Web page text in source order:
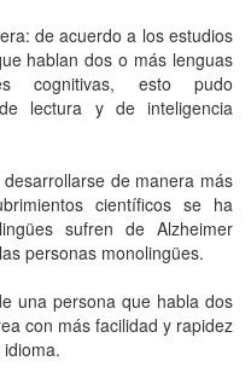
de acuerdo a los estudios
hablan dos o más lenguas
cognitivas, esto pudo
lectura y de inteligencia
de manera más
científicos se ha
sufren de Alzheimer
personas monolingües.
una persona que habla dos
con más facilidad y rapidez